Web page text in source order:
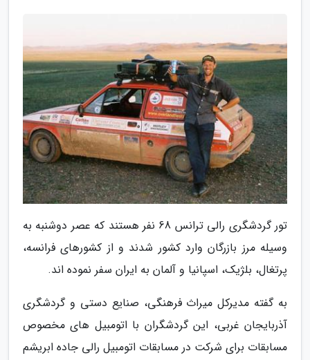
تور گردشگری رالی ترانس 68 نفر هستند که عصر دوشنبه به
وسیله مرز بازرگان وارد کشور شدند و از کشورهای فرانسه،
پرتغال، بلژیک، اسپانیا و آلمان به ایران سفر نموده اند.
به گفته مدیرکل میراث فرهنگی، صنایع دستی و گردشگری
آذربایجان غربی، این گردشگران با اتومبیل های مخصوص
مسابقات برای شرکت در مسابقات اتومبیل رالی جاده ابریشم